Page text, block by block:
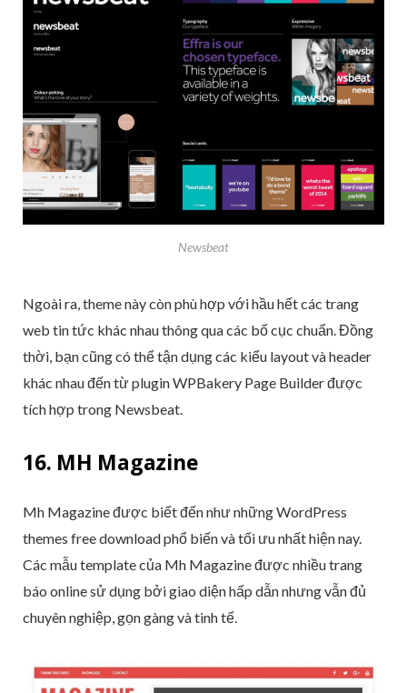
Newsbeat
Ngoài ra, theme này còn phù hợp với hầu hết các trang
web tin tức khác nhau thông qua các bố cục chuẩn. Đồng
thời, bạn cũng có thể tận dụng các kiểu layout và header
khác nhau đến từ plugin WPBakery Page Builder được
tích hợp trong Newsbeat.
16. MH Magazine
Mh Magazine được biết đến như những WordPress
themes free download phổ biến và tối ưu nhất hiện nay.
Các mẫu template của Mh Magazine được nhiều trang
báo online sử dụng bởi giao diện hấp dẫn nhưng vẫn đủ
chuyên nghiệp, gọn gàng và tinh tế.